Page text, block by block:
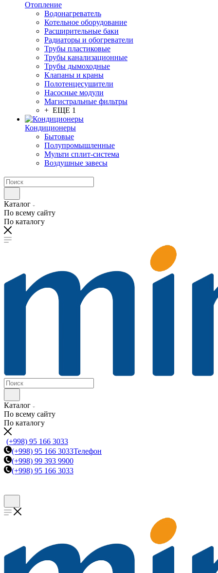
Отопление
Водонагреватель
Котельное оборудование
Расширительные баки
Радиаторы и обогреватели
Трубы пластиковые
Трубы канализационные
Трубы дымоходные
Клапаны и краны
Полотенцесушители
Насосные модули
Магистральные фильтры
+ ЕЩЕ 1
Кондиционеры
Бытовые
Полупромышленные
Мульти сплит-система
Воздушные завесы
Каталог
По всему сайту
По каталогу
Каталог
По всему сайту
По каталогу
(+998) 95 166 3033
(+998) 95 166 3033Телефон
(+998) 99 393 9900
(+998) 95 166 3033